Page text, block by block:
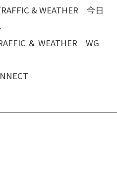
& WEATHER 今日
＆ WEATHER WG